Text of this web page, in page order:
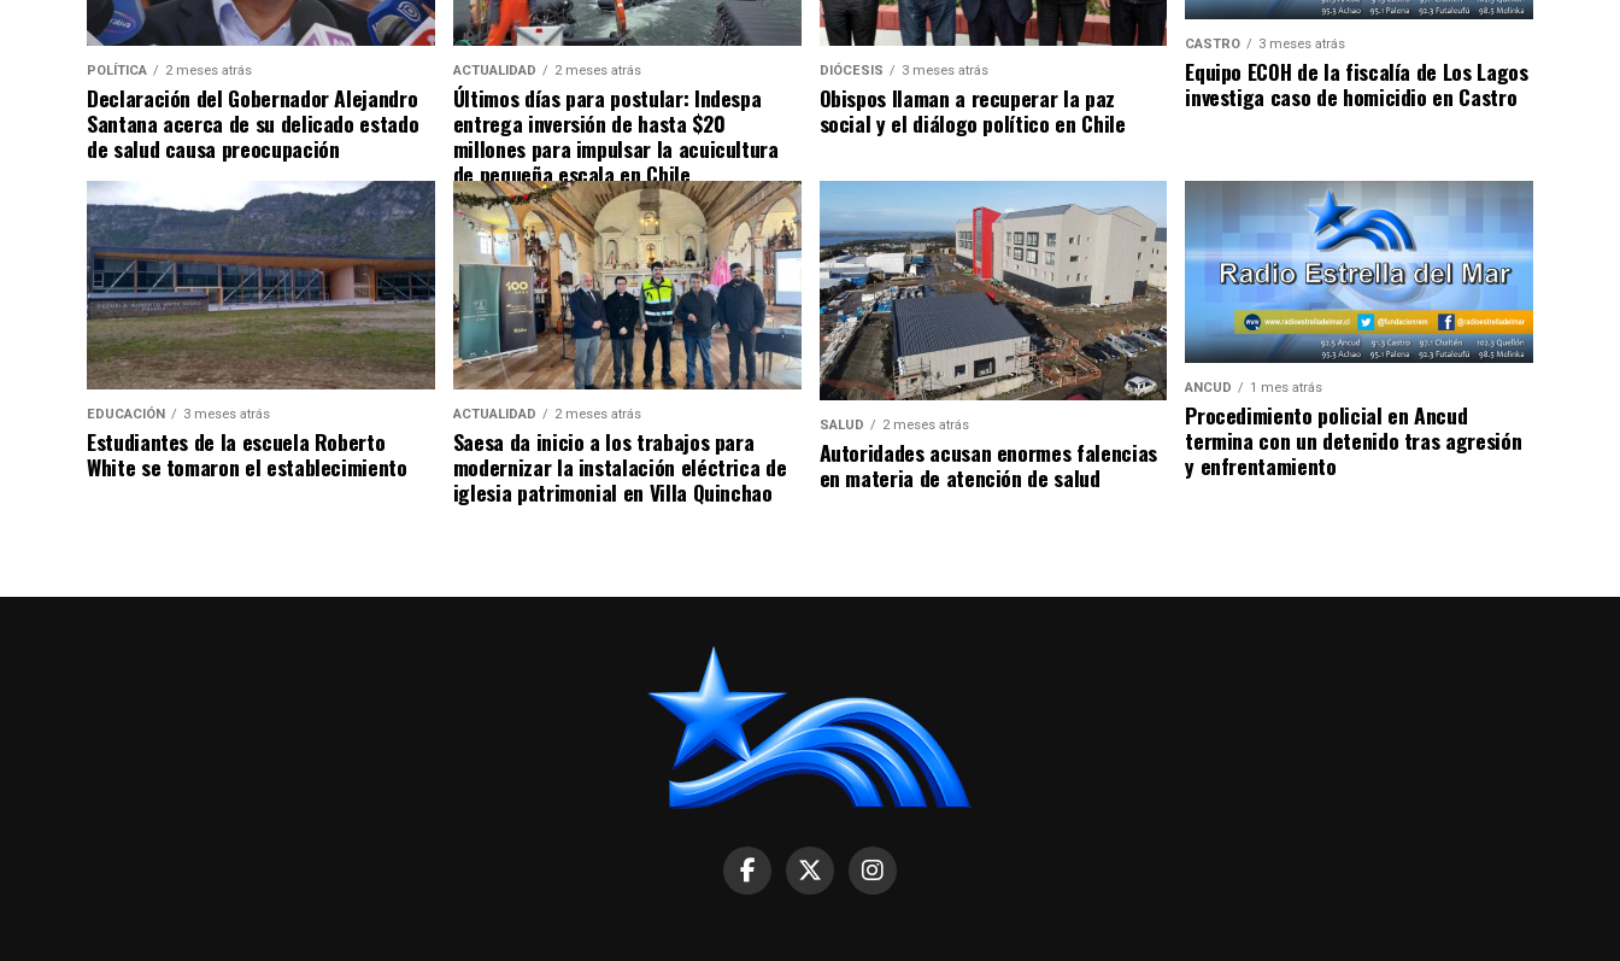
POLÍTICA 2 meses atrás
Declaración del Gobernador Alejandro
Santana acerca de su delicado estado
de salud causa preocupación
ACTUALIDAD 2 meses atrás
Últimos días para postular: Indespa
entrega inversión de hasta $20
millones para impulsar la acuicultura
de pequeña escala en Chile
DIÓCESIS 3 meses atrás
Obispos llaman a recuperar la paz
social y el diálogo político en Chile
CASTRO 3 meses atrás
Equipo ECOH de la fiscalía de Los Lagos
investiga caso de homicidio en Castro
EDUCACIÓN 3 meses atrás
Estudiantes de la escuela Roberto
White se tomaron el establecimiento
ACTUALIDAD 2 meses atrás
Saesa da inicio a los trabajos para
modernizar la instalación eléctrica de
iglesia patrimonial en Villa Quinchao
SALUD 2 meses atrás
Autoridades acusan enormes falencias
en materia de atención de salud
ANCUD 1 mes atrás
Procedimiento policial en Ancud
termina con un detenido tras agresión
y enfrentamiento